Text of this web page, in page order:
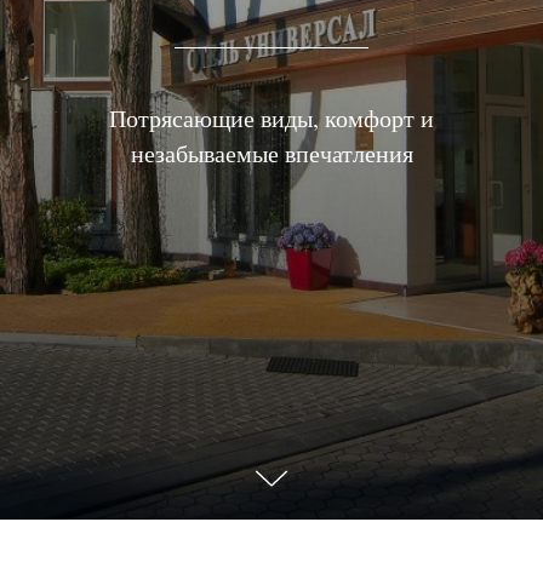
Потрясающие виды, комфорт и
незабываемые впечатления